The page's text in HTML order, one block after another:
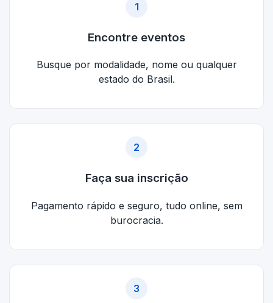
1
Encontre eventos
Busque por modalidade, nome ou qualquer
estado do Brasil.
2
Faça sua inscrição
Pagamento rápido e seguro, tudo online, sem
burocracia.
3